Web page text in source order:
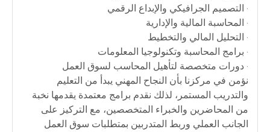
• التصميم الجرافيكي والإبداع الرقمي
• المحاسبة المالية والإدارية
• التحليل المالي والتخطيط
• برامج المحاسبة وتكنولوجيا المعلومات
• دورات متخصصة لتأهيل المحاسب لسوق العمل
نؤمن في مركزنا بأن النجاح المهني يبدأ من التعليم
والتدريب المستمر، لذلك نقدم برامج معتمدة يقدمها نخبة
من المحاضرين والخبراء المتخصصين، مع التركيز على
الجانب العملي وربط المتدربين بمتطلبات سوق العمل